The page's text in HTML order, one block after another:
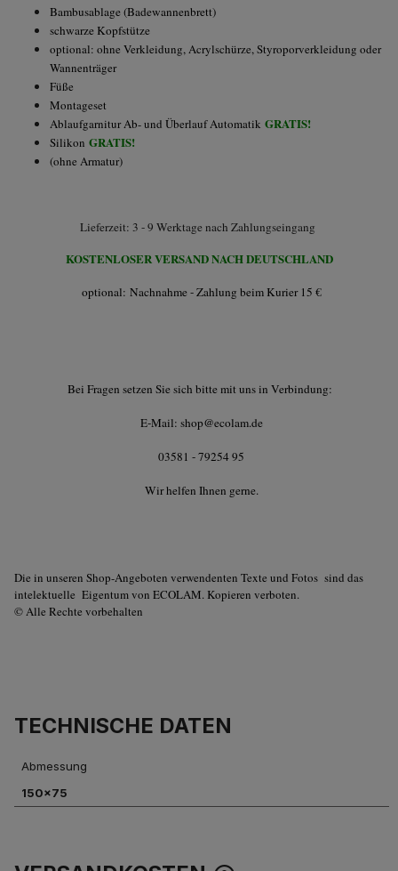
Bambusablage (Badewannenbrett)
schwarze Kopfstütze
optional: ohne Verkleidung, Acrylschürze, Styroporverkleidung oder
Wannenträger
Füße
Montageset
Ablaufgarnitur Ab- und Überlauf Automatik GRATIS!
Silikon GRATIS!
(ohne Armatur)
Lieferzeit: 3 - 9 Werktage nach Zahlungseingang
KOSTENLOSER VERSAND NACH DEUTSCHLAND
optional: Nachnahme - Zahlung beim Kurier 15 €
Bei Fragen setzen Sie sich bitte mit uns in Verbindung:
E-Mail: shop@ecolam.de
03581 - 79254 95
Wir helfen Ihnen gerne.
Die in unseren Shop-Angeboten verwendenten Texte und Fotos sind das
intelektuelle Eigentum von ECOLAM. Kopieren verboten.
© Alle Rechte vorbehalten
TECHNISCHE DATEN
Abmessung
150x75